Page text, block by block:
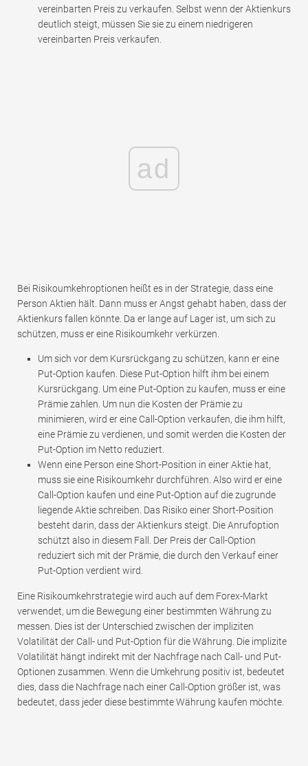
vereinbarten Preis zu verkaufen. Selbst wenn der Aktienkurs
deutlich steigt, müssen Sie sie zu einem niedrigeren
vereinbarten Preis verkaufen.
ad
Bei Risikoumkehroptionen heißt es in der Strategie, dass eine
Person Aktien hält. Dann muss er Angst gehabt haben, dass der
Aktienkurs fallen könnte. Da er lange auf Lager ist, um sich zu
schützen, muss er eine Risikoumkehr verkürzen.
Um sich vor dem Kursrückgang zu schützen, kann er eine
Put-Option kaufen. Diese Put-Option hilft ihm bei einem
Kursrückgang. Um eine Put-Option zu kaufen, muss er eine
Prämie zahlen. Um nun die Kosten der Prämie zu
minimieren, wird er eine Call-Option verkaufen, die ihm hilft,
eine Prämie zu verdienen, und somit werden die Kosten der
Put-Option im Netto reduziert.
Wenn eine Person eine Short-Position in einer Aktie hat,
muss sie eine Risikoumkehr durchführen. Also wird er eine
Call-Option kaufen und eine Put-Option auf die zugrunde
liegende Aktie schreiben. Das Risiko einer Short-Position
besteht darin, dass der Aktienkurs steigt. Die Anrufoption
schützt also in diesem Fall. Der Preis der Call-Option
reduziert sich mit der Prämie, die durch den Verkauf einer
Put-Option verdient wird.
Eine Risikoumkehrstrategie wird auch auf dem Forex-Markt
verwendet, um die Bewegung einer bestimmten Währung zu
messen. Dies ist der Unterschied zwischen der impliziten
Volatilität der Call- und Put-Option für die Währung. Die implizite
Volatilität hängt indirekt mit der Nachfrage nach Call- und Put-
Optionen zusammen. Wenn die Umkehrung positiv ist, bedeutet
dies, dass die Nachfrage nach einer Call-Option größer ist, was
bedeutet, dass jeder diese bestimmte Währung kaufen möchte.